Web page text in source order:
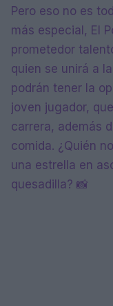
Pero eso no es
más especial, El
prometedor
quien se unirá a
podrán tener la
joven jugador,
carrera, además
comida. ¿Quién
una estrella en
quesadilla? 📸